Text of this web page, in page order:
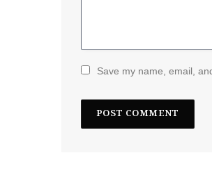
Save my name, email,